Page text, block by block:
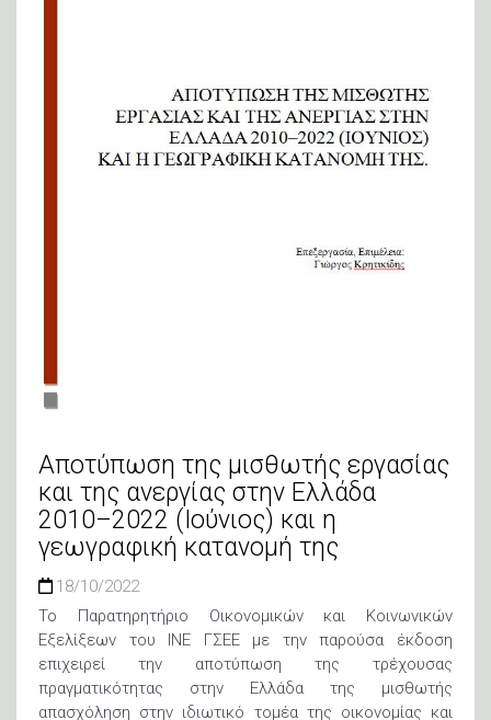
Αποτύπωση της μισθωτής εργασίας
και της ανεργίας στην Ελλάδα
2010–2022 (Ιούνιος) και η
γεωγραφική κατανομή της
18/10/2022
Το Παρατηρητήριο Οικονομικών και Κοινωνικών
Εξελίξεων του ΙΝΕ ΓΣΕΕ με την παρούσα έκδοση
επιχειρεί την αποτύπωση της τρέχουσας
πραγματικότητας στην Ελλάδα της μισθωτής
απασχόληση στην ιδιωτικό τομέα της οικονομίας και